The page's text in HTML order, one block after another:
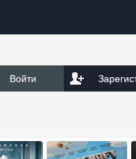
Войти